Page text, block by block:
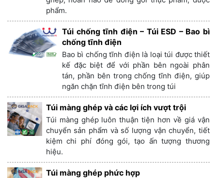
phẩm.
Túi chống tĩnh điện – Túi ESD – Bao bì
chống tĩnh điện
Bao bì chống tĩnh điện là loại túi được thiết
kế đặc biệt để với phần bên ngoài phân
tán, phần bên trong chống tĩnh điện, giúp
ngăn chặn tĩnh điện bên trong túi
Túi màng ghép và các lợi ích vượt trội
Túi màng ghép luôn thuận tiện hơn về giá vận
chuyển sản phẩm và số lượng vận chuyển, tiết
kiệm chi phí đóng gói, tạo ấn tượng thương
hiệu.
Túi màng ghép phức hợp